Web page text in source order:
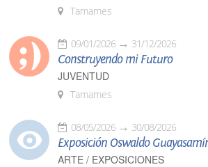
Tamames
09/01/2026 31/12/2026
Construyendo mi Futuro
JUVENTUD
Tamames
08/05/2026 30/08/2026
Exposición Oswaldo
ARTE / EXPOSICIONES